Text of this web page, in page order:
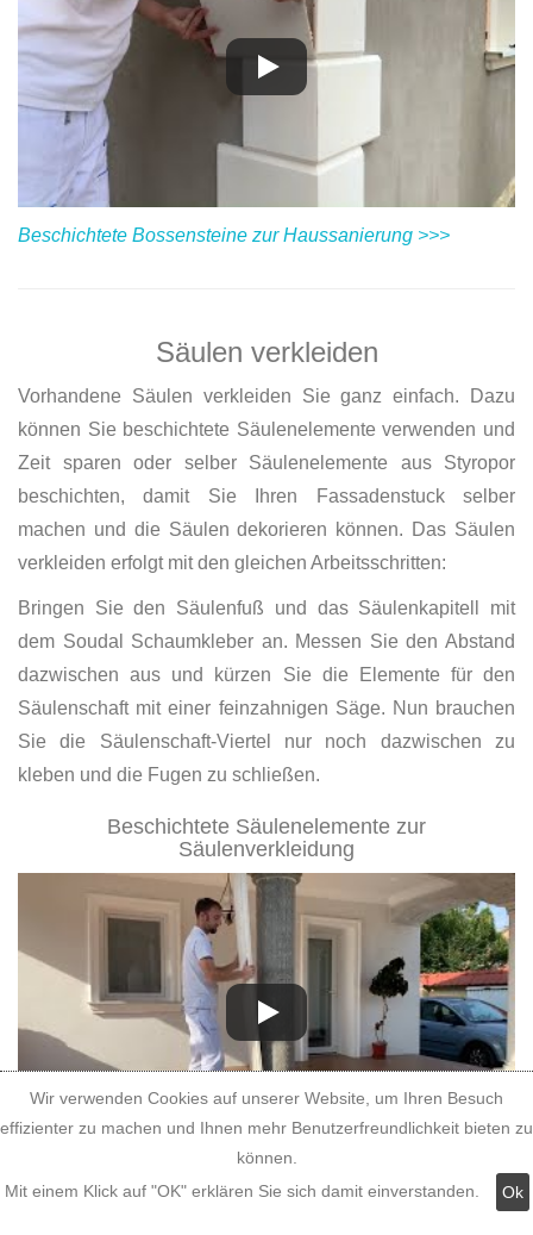
Beschichtete Bossensteine zur Haussanierung >>>
Säulen verkleiden
Vorhandene Säulen verkleiden Sie ganz einfach. Dazu
können Sie beschichtete Säulenelemente verwenden und
Zeit sparen oder selber Säulenelemente aus Styropor
beschichten, damit Sie Ihren Fassadenstuck selber
machen und die Säulen dekorieren können. Das Säulen
verkleiden erfolgt mit den gleichen Arbeitsschritten:
Bringen Sie den Säulenfuß und das Säulenkapitell mit
dem Soudal Schaumkleber an. Messen Sie den Abstand
dazwischen aus und kürzen Sie die Elemente für den
Säulenschaft mit einer feinzahnigen Säge. Nun brauchen
Sie die Säulenschaft-Viertel nur noch dazwischen zu
kleben und die Fugen zu schließen.
Beschichtete Säulenelemente zur
Säulenverkleidung
Die Stöße der beschichteten Säulenschäften zur
Säulenverkleidung bestreichen Sie nun mit etwas
Wir verwenden Cookies auf unserer Website, um Ihren Besuch
effizienter zu machen und Ihnen mehr Benutzerfreundlichkeit bieten zu
können.
Mit einem Klick auf "OK" erklären Sie sich damit einverstanden.
Ok